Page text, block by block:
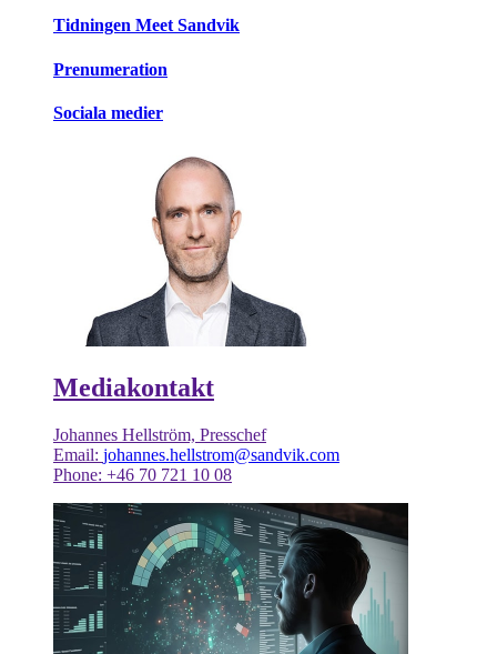
Tidningen Meet Sandvik
Prenumeration
Sociala medier
Mediakontakt
Johannes Hellström, Presschef
Email: johannes.hellstrom@sandvik.com
Phone: +46 70 721 10 08